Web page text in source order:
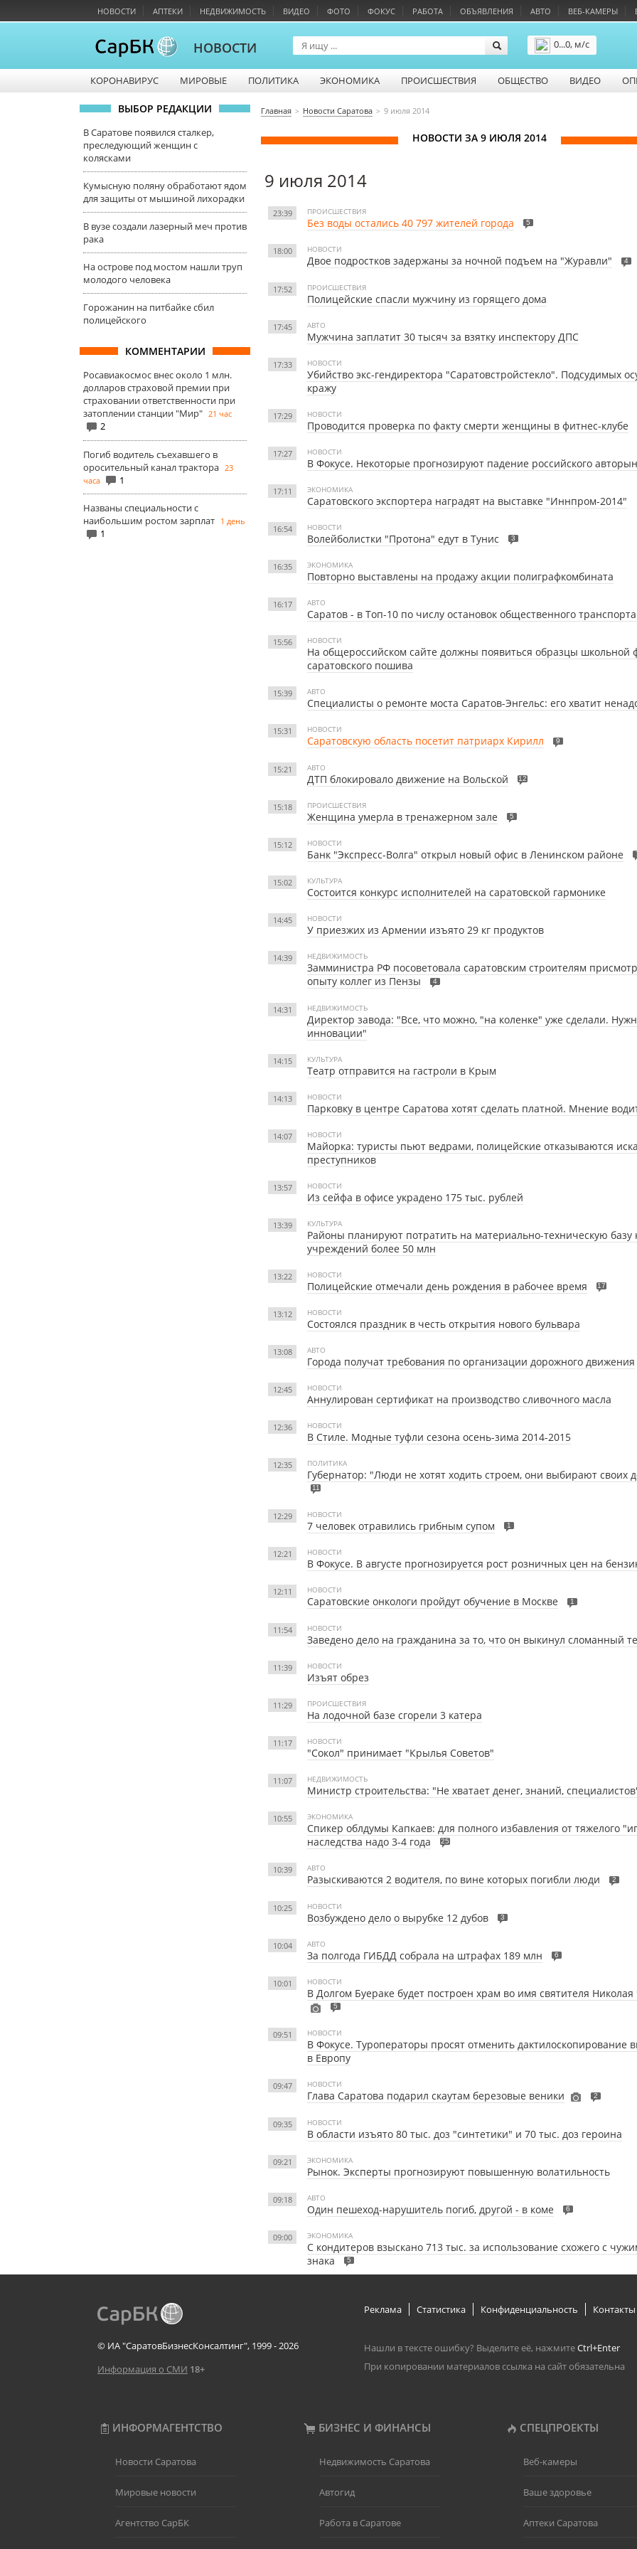
НОВОСТИ АПТЕКИ НЕДВИЖИМОСТЬ ВИДЕО ФОТО ФОКУС РАБОТА ОБЪЯВЛЕНИЯ АВТО ВЕБ-КАМЕРЫ
НОВОСТИ
0...0, м/с
КОРОНАВИРУС МИРОВЫЕ ПОЛИТИКА ЭКОНОМИКА ПРОИСШЕСТВИЯ ОБЩЕСТВО ВИДЕО
ВЫБОР РЕДАКЦИИ
В Саратове появился сталкер,
преследующий женщин с
колясками
Кумысную поляну обработают ядом
для защиты от мышиной лихорадки
В вузе создали лазерный меч против
рака
На острове под мостом нашли труп
молодого человека
Горожанин на питбайке сбил
полицейского
КОММЕНТАРИИ
Росавиакосмос внес около 1 млн.
долларов страховой премии при
страховании ответственности при
затоплении станции "Мир" 21 час
2
Погиб водитель съехавшего в
оросительный канал трактора 23
часа
1
Названы специальности с
наибольшим ростом зарплат 1 день
1
Главная Новости Саратова 9 июля 2014
НОВОСТИ ЗА 9 ИЮЛЯ 2014
9 июля 2014
23:39 ПРОИСШЕСТВИЯ
Без воды остались 40 797 жителей города 5
18:00 НОВОСТИ
Двое подростков задержаны за ночной подъем на "Журавли" 4
17:52 ПРОИСШЕСТВИЯ
Полицейские спасли мужчину из горящего дома
17:45 АВТО
Мужчина заплатит 30 тысяч за взятку инспектору ДПС
17:33 НОВОСТИ
Убийство экс-гендиректора "Саратовстройстекло". Подсудимых
кражу
17:29 НОВОСТИ
Проводится проверка по факту смерти женщины в фитнес-клубе
17:27 НОВОСТИ
В Фокусе. Некоторые прогнозируют падение российского
17:11 ЭКОНОМИКА
Саратовского экспортера наградят на выставке "Иннпром-2014"
16:54 НОВОСТИ
Волейболистки "Протона" едут в Тунис 3
16:35 ЭКОНОМИКА
Повторно выставлены на продажу акции полиграфкомбината
16:17 АВТО
Саратов - в Топ-10 по числу остановок общественного транспорта
15:56 НОВОСТИ
На общероссийском сайте должны появиться образцы школьной
саратовского пошива
15:39 АВТО
Специалисты о ремонте моста Саратов-Энгельс: его хватит
15:31 НОВОСТИ
Саратовскую область посетит патриарх Кирилл 9
15:21 АВТО
ДТП блокировало движение на Вольской 12
15:18 ПРОИСШЕСТВИЯ
Женщина умерла в тренажерном зале 5
15:12 НОВОСТИ
Банк "Экспресс-Волга" открыл новый офис в Ленинском районе
15:02 КУЛЬТУРА
Состоится конкурс исполнителей на саратовской гармонике
14:45 НОВОСТИ
У приезжих из Армении изъято 29 кг продуктов
14:39 НЕДВИЖИМОСТЬ
Замминистра РФ посоветовала саратовским строителям
опыту коллег из Пензы
4
14:31 НЕДВИЖИМОСТЬ
Директор завода: "Все, что можно, "на коленке" уже сделали.
инновации"
14:15 КУЛЬТУРА
Театр отправится на гастроли в Крым
14:13 НОВОСТИ
Парковку в центре Саратова хотят сделать платной. Мнение
14:07 НОВОСТИ
Майорка: туристы пьют ведрами, полицейские отказываются
преступников
13:57 НОВОСТИ
Из сейфа в офисе украдено 175 тыс. рублей
13:39 КУЛЬТУРА
Районы планируют потратить на материально-техническую базу
учреждений более 50 млн
13:22 НОВОСТИ
Полицейские отмечали день рождения в рабочее время 17
13:12 НОВОСТИ
Состоялся праздник в честь открытия нового бульвара
13:08 АВТО
Города получат требования по организации дорожного движения
12:45 НОВОСТИ
Аннулирован сертификат на производство сливочного масла
12:36 НОВОСТИ
В Стиле. Модные туфли сезона осень-зима 2014-2015
12:35 ПОЛИТИКА
Губернатор: "Люди не хотят ходить строем, они выбирают своих
11
12:29 НОВОСТИ
7 человек отравились грибным супом 1
12:21 НОВОСТИ
В Фокусе. В августе прогнозируется рост розничных цен на
12:11 НОВОСТИ
Саратовские онкологи пройдут обучение в Москве 1
11:54 НОВОСТИ
Заведено дело на гражданина за то, что он выкинул сломанный
11:39 НОВОСТИ
Изъят обрез
11:29 ПРОИСШЕСТВИЯ
На лодочной базе сгорели 3 катера
11:17 НОВОСТИ
"Сокол" принимает "Крылья Советов"
11:07 НЕДВИЖИМОСТЬ
Министр строительства: "Не хватает денег, знаний,
10:55 ЭКОНОМИКА
Спикер облдумы Капкаев: для полного избавления от тяжелого
наследства надо 3-4 года
25
10:39 АВТО
Разыскиваются 2 водителя, по вине которых погибли люди 2
10:25 НОВОСТИ
Возбуждено дело о вырубке 12 дубов 3
10:04 АВТО
За полгода ГИБДД собрала на штрафах 189 млн 6
10:01 НОВОСТИ
В Долгом Буераке будет построен храм во имя святителя Николая
5
09:51 НОВОСТИ
В Фокусе. Туроператоры просят отменить дактилоскопирование
в Европу
09:47 НОВОСТИ
Глава Саратова подарил скаутам березовые веники 2
09:35 НОВОСТИ
В области изъято 80 тыс. доз "синтетики" и 70 тыс. доз героина
09:21 ЭКОНОМИКА
Рынок. Эксперты прогнозируют повышенную волатильность
09:18 АВТО
Один пешеход-нарушитель погиб, другой - в коме 6
09:00 ЭКОНОМИКА
С кондитеров взыскано 713 тыс. за использование схожего с
знака
5
© ИА "СаратовБизнесКонсалтинг", 1999 - 2026
Информация о СМИ 18+
Реклама Статистика Конфиденциальность Контакты
Нашли в тексте ошибку? Выделите её, нажмитеCtrl+Enter
При копировании материалов ссылка на сайт обязательна
ИНФОРМАГЕНТСТВО БИЗНЕС И ФИНАНСЫ СПЕЦПРОЕКТЫ
Новости Саратова
Мировые новости
Агентство СарБК
Недвижимость Саратова
Автогид
Работа в Саратове
Веб-камеры
Ваше здоровье
Аптеки Саратова